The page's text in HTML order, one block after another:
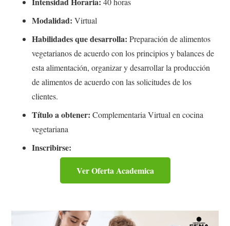
Modalidad: Virtual
Habilidades que desarrolla: Preparación de alimentos
vegetarianos de acuerdo con los principios y balances de
esta alimentación, organizar y desarrollar la producción
de alimentos de acuerdo con las solicitudes de los
clientes.
Título a obtener: Complementaria Virtual en cocina
vegetariana
Inscribirse:
Ver Oferta Academica